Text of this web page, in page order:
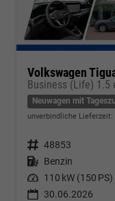
Volkswagen
Business (Life) 1.5
Neuwagen mit
unverbindliche Lieferzeit:
Fahrzeugnr. 48853
Kraftstoff Benzin
Leistung 110 kW (150 PS)
30.06.2026